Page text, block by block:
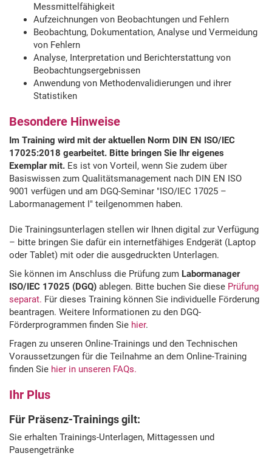
Messmittelfähigkeit
Aufzeichnungen von Beobachtungen und Fehlern
Beobachtung, Dokumentation, Analyse und Vermeidung
von Fehlern
Analyse, Interpretation und Berichterstattung von
Beobachtungsergebnissen
Anwendung von Methodenvalidierungen und ihrer
Statistiken
Besondere Hinweise
Im Training wird mit der aktuellen Norm DIN EN ISO/IEC
17025:2018 gearbeitet. Bitte bringen Sie Ihr eigenes
Exemplar mit. Es ist von Vorteil, wenn Sie zudem über
Basiswissen zum Qualitätsmanagement nach DIN EN ISO
9001 verfügen und am DGQ-Seminar "ISO/IEC 17025 –
Labormanagement I" teilgenommen haben.
Die Trainingsunterlagen stellen wir Ihnen digital zur Verfügung
– bitte bringen Sie dafür ein internetfähiges Endgerät (Laptop
oder Tablet) mit oder die ausgedruckten Unterlagen.
Sie können im Anschluss die Prüfung zum Labormanager
ISO/IEC 17025 (DGQ) ablegen. Bitte buchen Sie diese Prüfung
separat. Für dieses Training können Sie individuelle Förderung
beantragen. Weitere Informationen zu den DGQ-
Förderprogrammen finden Sie hier.
Fragen zu unseren Online-Trainings und den Technischen
Voraussetzungen für die Teilnahme an dem Online-Training
finden Sie hier in unseren FAQs.
Ihr Plus
Für Präsenz-Trainings gilt:
Sie erhalten Trainings-Unterlagen, Mittagessen und
Pausengetränke